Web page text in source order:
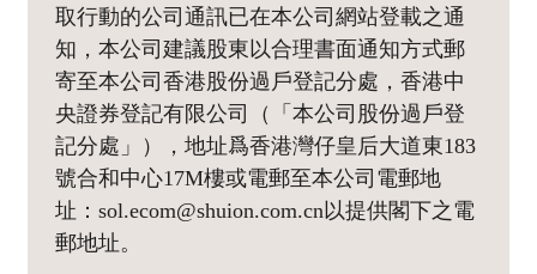
取行動的公司通訊已在本公司網站登載之通
知，本公司建議股東以合理書面通知方式郵
寄至本公司香港股份過戶登記分處，香港中
央證券登記有限公司（「本公司股份過戶登
記分處」），地址爲香港灣仔皇后大道東183
號合和中心17M樓或電郵至本公司電郵地
址：sol.ecom@shuion.com.cn以提供閣下之電
郵地址。